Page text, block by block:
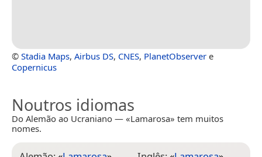
© Stadia Maps, Airbus DS, CNES, PlanetObserver e
Copernicus
Noutros idiomas
Do Alemão ao Ucraniano — «Lamarosa» tem muitos
nomes.